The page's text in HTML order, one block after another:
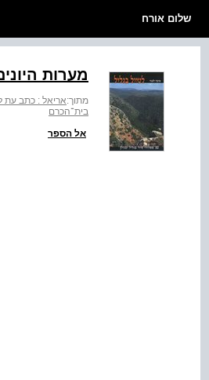
שלום אורח
מערות
מתוך:אריאל : כתב עת לידיעת
בית־הכרם
אל הספר